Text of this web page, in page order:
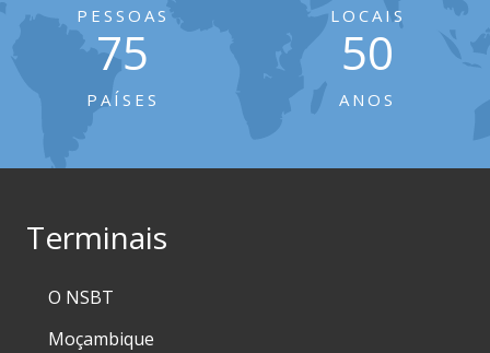
PESSOAS LOCAIS
75
PAÍSES
50
ANOS
Terminais
O NSBT
Moçambique